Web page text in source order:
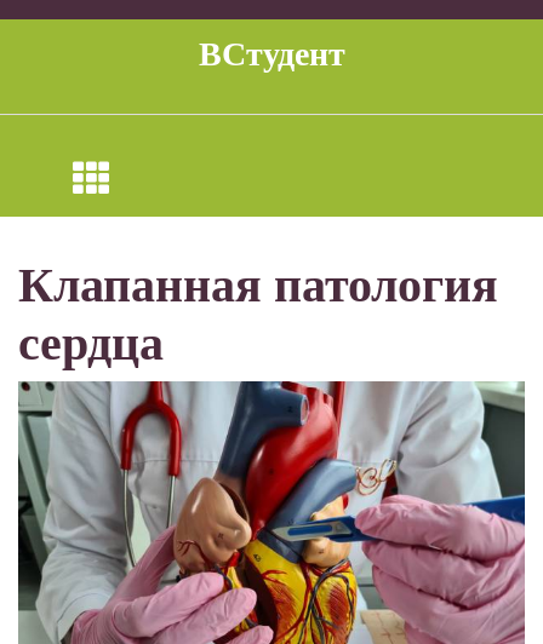
Перейти
ВСтудент
Клапанная патология
сердца